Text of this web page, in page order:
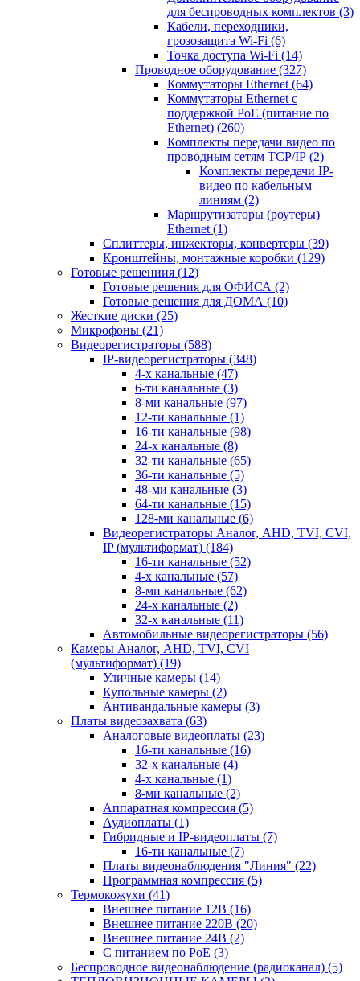
для беспроводных комплектов (3)
Кабели, переходники,
грозозащита Wi-Fi (6)
Точка доступа Wi-Fi (14)
Проводное оборудование (327)
Коммутаторы Ethernet (64)
Коммутаторы Ethernet с
поддержкой PoE (питание по
Ethernet) (260)
Комплекты передачи видео по
проводным сетям TCP/IP (2)
Комплекты передачи IP-
видео по кабельным
линиям (2)
Маршрутизаторы (роутеры)
Ethernet (1)
Сплиттеры, инжекторы, конвертеры (39)
Кронштейны, монтажные коробки (129)
Готовые решениия (12)
Готовые решения для ОФИСА (2)
Готовые решения для ДОМА (10)
Жесткие диски (25)
Микрофоны (21)
Видеорегистраторы (588)
IP-видеорегистраторы (348)
4-х канальные (47)
6-ти канальные (3)
8-ми канальные (97)
12-ти канальные (1)
16-ти канальные (98)
24-х канальные (8)
32-ти канальные (65)
36-ти канальные (5)
48-ми канальные (3)
64-ти канальные (15)
128-ми канальные (6)
Видеорегистраторы Аналог, AHD, TVI, CVI,
IP (мультиформат) (184)
16-ти канальные (52)
4-х канальные (57)
8-ми канальные (62)
24-х канальные (2)
32-х канальные (11)
Автомобильные видеорегистраторы (56)
Камеры Аналог, AHD, TVI, CVI
(мультиформат) (19)
Уличные камеры (14)
Купольные камеры (2)
Антивандальные камеры (3)
Платы видеозахвата (63)
Аналоговые видеоплаты (23)
16-ти канальные (16)
32-х канальные (4)
4-х канальные (1)
8-ми канальные (2)
Аппаратная компрессия (5)
Аудиоплаты (1)
Гибридные и IP-видеоплаты (7)
16-ти канальные (7)
Платы видеонаблюдения "Линия" (22)
Программная компрессия (5)
Термокожухи (41)
Внешнее питание 12В (16)
Внешнее питание 220В (20)
Внешнее питание 24В (2)
С питанием по PoE (3)
Беспроводное видеонаблюдение (радиоканал) (5)